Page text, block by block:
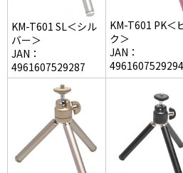
KM-T601 SL＜シル
バー＞
JAN：
4961607529287
KM-T601 PK＜
ク＞
JAN：
4961607529294